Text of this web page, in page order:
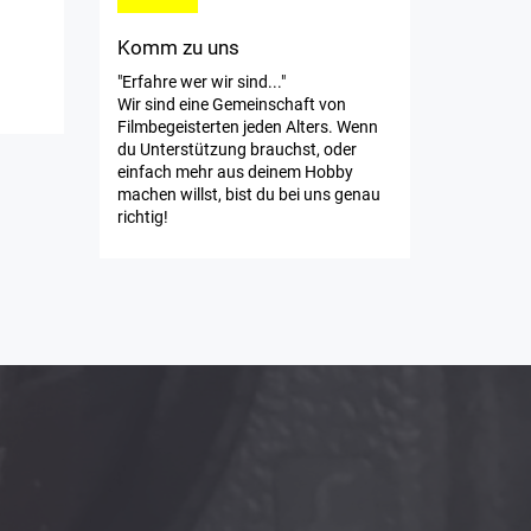
Komm zu uns
"Erfahre wer wir sind..."
Wir sind eine Gemeinschaft von
Filmbegeisterten jeden Alters. Wenn
du Unterstützung brauchst, oder
einfach mehr aus deinem Hobby
machen willst, bist du bei uns genau
richtig!